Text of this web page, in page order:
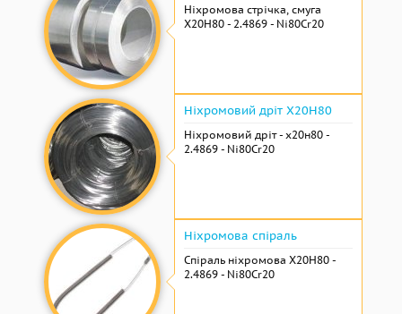
Ніхромова стрічка, смуга
Х20Н80 - 2.4869 - Ni80Cr20
Ніхромовий дріт Х20Н80
Ніхромовий дріт - х20н80 -
2.4869 - Ni80Cr20
Ніхромова спіраль
Спіраль ніхромова Х20Н80 -
2.4869 - Ni80Cr20